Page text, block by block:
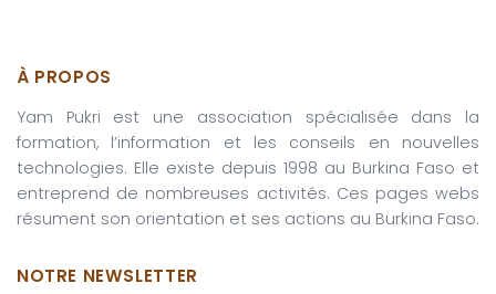
À PROPOS
Yam Pukri est une association spécialisée dans la
formation, l’information et les conseils en nouvelles
technologies. Elle existe depuis 1998 au Burkina Faso et
entreprend de nombreuses activités. Ces pages webs
résument son orientation et ses actions au Burkina Faso.
NOTRE NEWSLETTER